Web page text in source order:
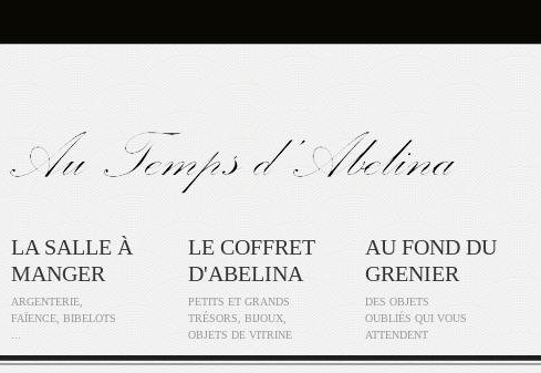
LA SALLE À
MANGER
ARGENTERIE,
FAÏENCE, BIBELOTS
LE COFFRET
D'ABELINA
PETITS ET GRANDS
TRÉSORS, BIJOUX,
OBJETS DE VITRINE
AU FOND DU
GRENIER
DES OBJETS
OUBLIÉS QUI VOUS
ATTENDENT